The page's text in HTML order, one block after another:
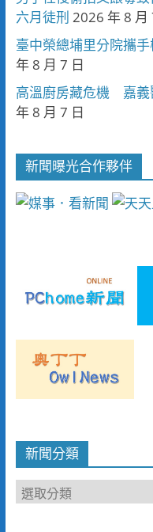
六月徒刑 2026 年 8 月
臺中榮總埔里分院攜
年 8 月 7 日
高溫廚房藏危機 嘉義
年 8 月 7 日
新聞曝光合作夥伴
新聞分類
新